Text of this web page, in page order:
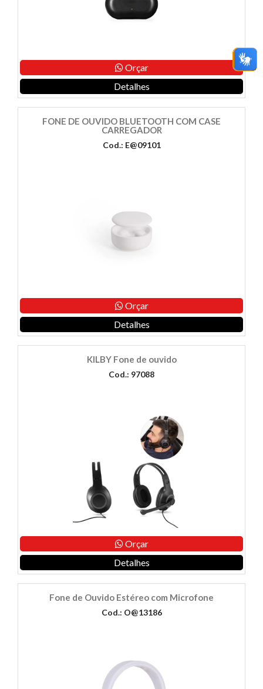
Orçar
Detalhes
FONE DE OUVIDO BLUETOOTH COM CASE
CARREGADOR
Cod.: E@09101
Orçar
Detalhes
KILBY Fone de ouvido
Cod.: 97088
Orçar
Detalhes
Fone de Ouvido Estéreo com Microfone
Cod.: O@13186